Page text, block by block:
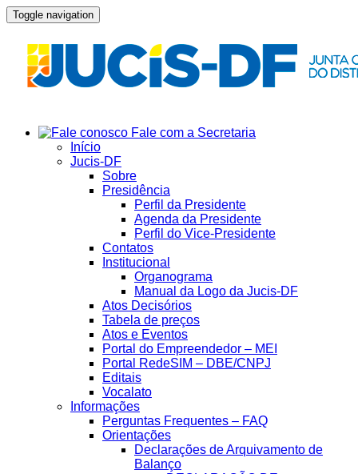
Toggle navigation
Fale com a Secretaria
Início
Jucis-DF
Sobre
Presidência
Perfil da Presidente
Agenda da Presidente
Perfil do Vice-Presidente
Contatos
Institucional
Organograma
Manual da Logo da Jucis-DF
Atos Decisórios
Tabela de preços
Atos e Eventos
Portal do Empreendedor – MEI
Portal RedeSIM – DBE/CNPJ
Editais
Vocalato
Informações
Perguntas Frequentes – FAQ
Orientações
Declarações de Arquivamento de
Balanço